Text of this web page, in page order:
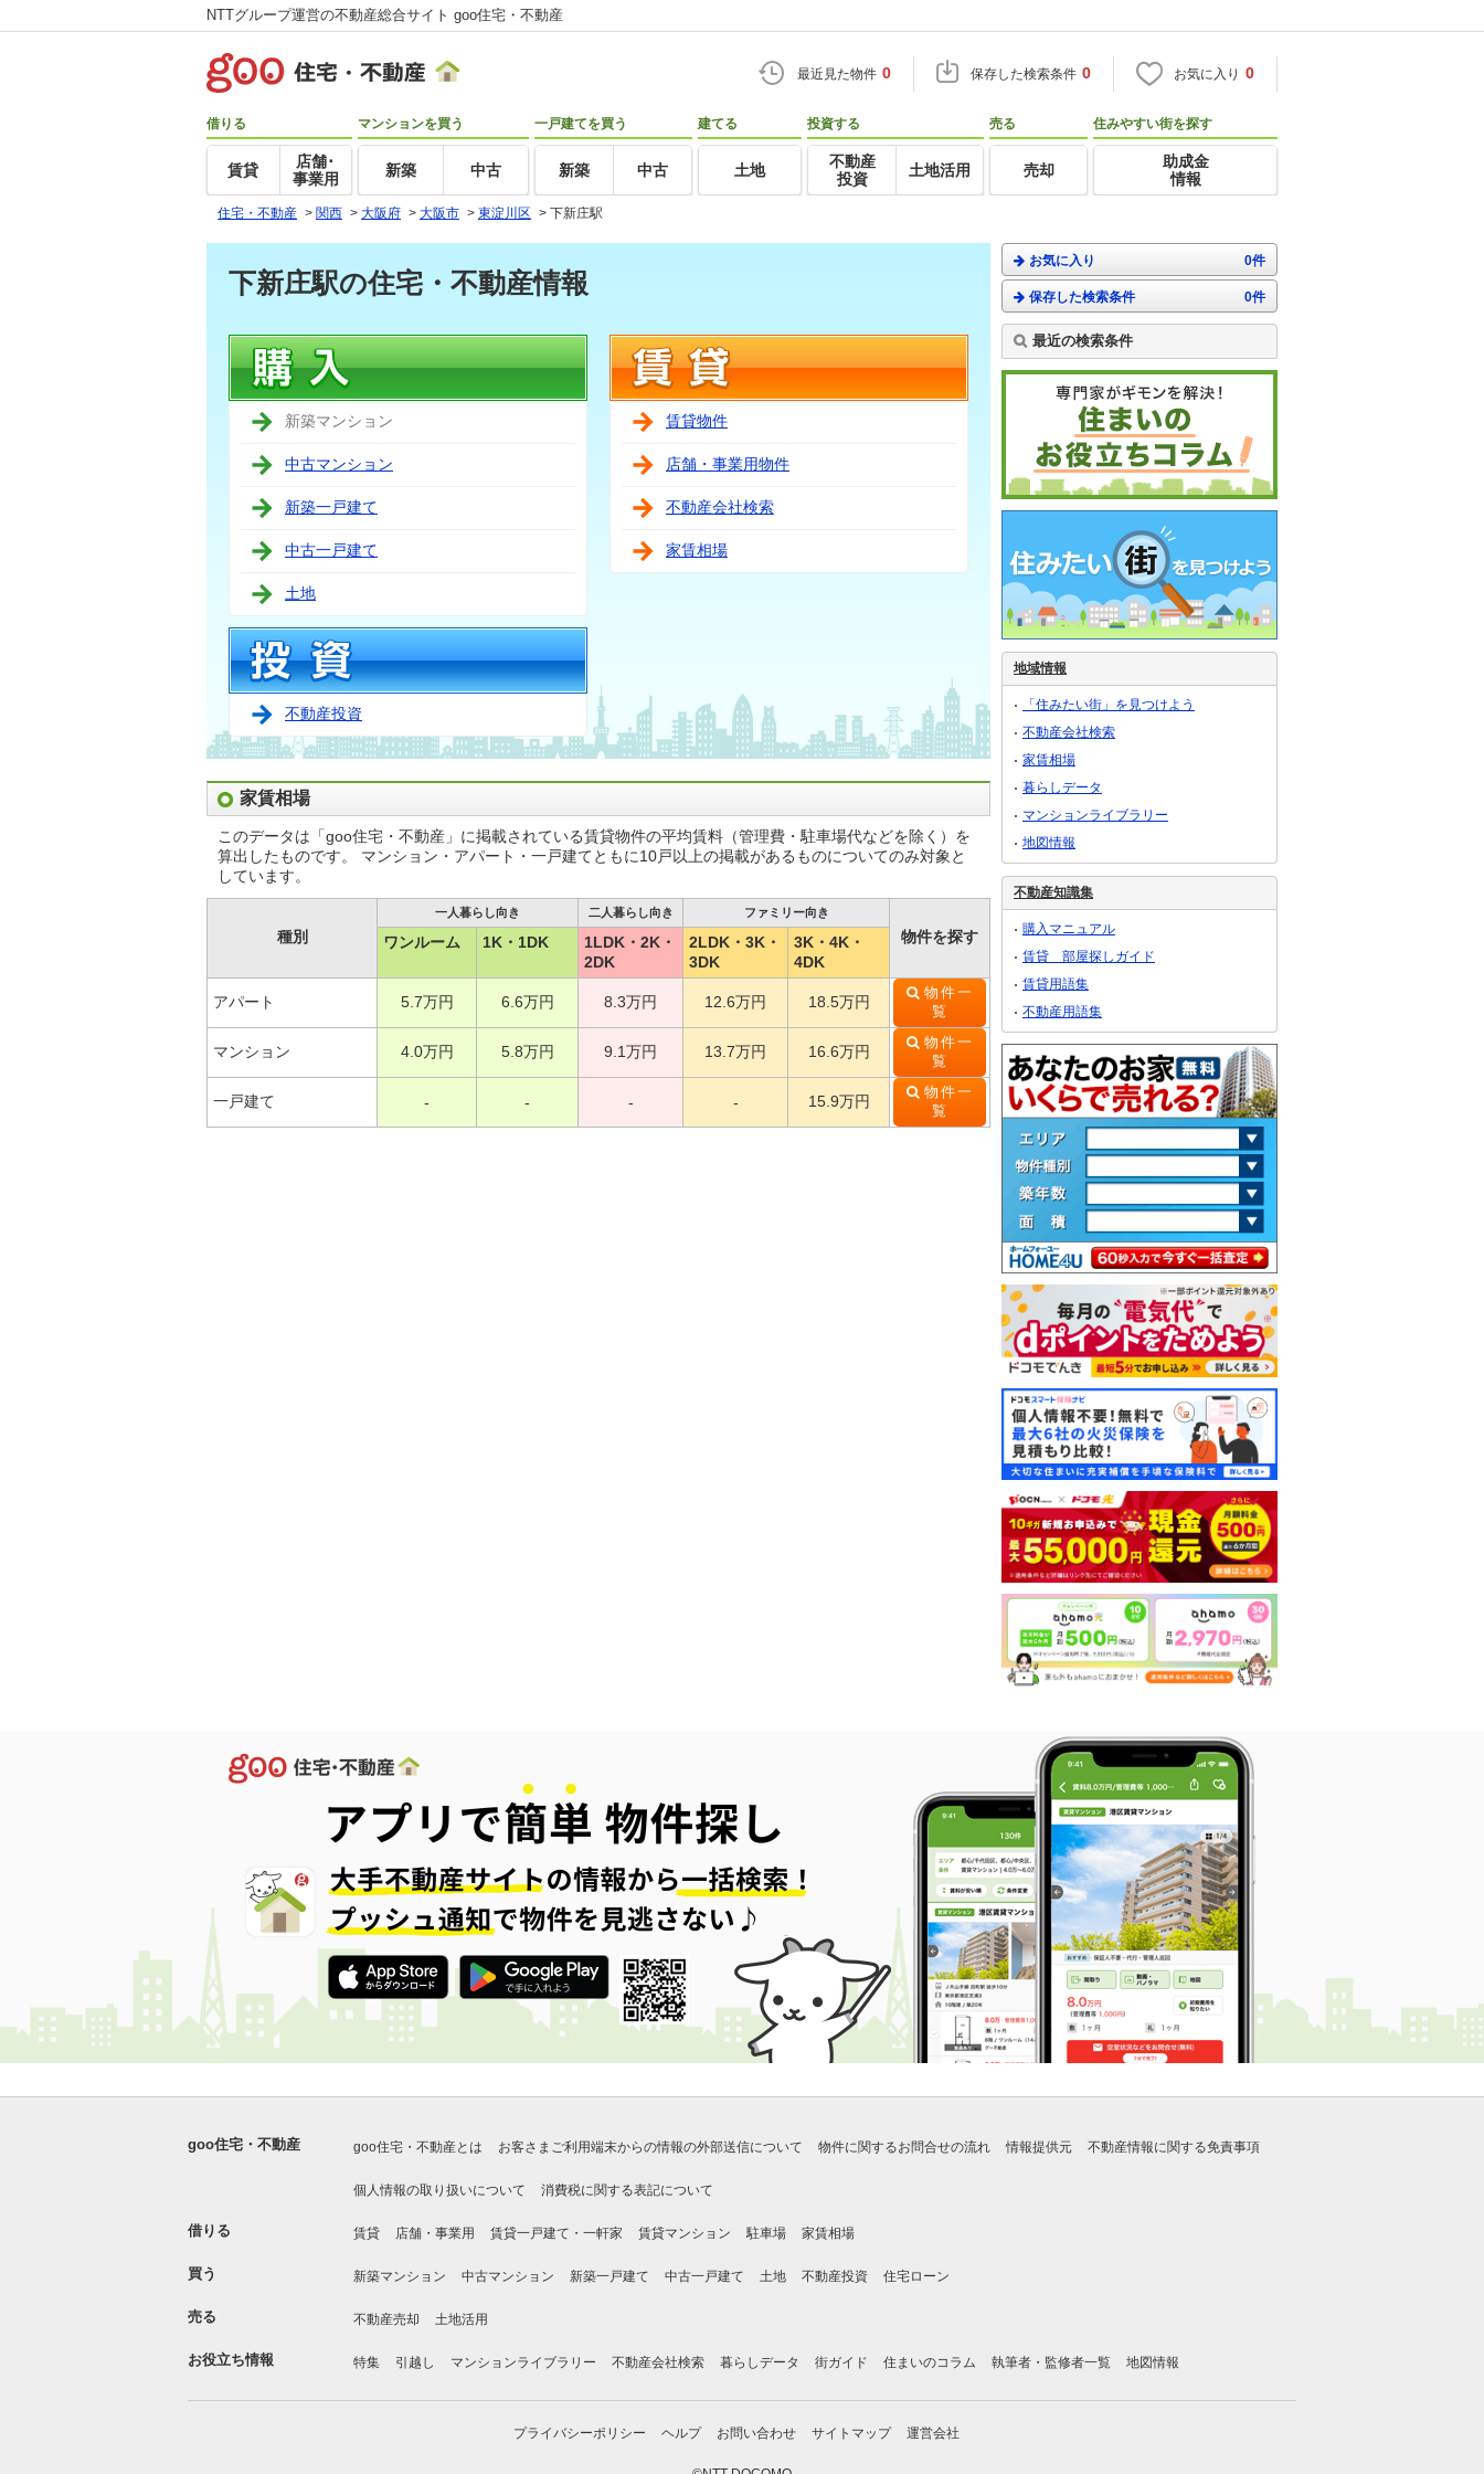
NTTグループ運営の不動産総合サイト goo住宅・不動産
最近見た物件 0 保存した検索条件 0 お気に入り 0
借りる
賃貸
店舗･
事業用
マンションを買う
新築 中古
一戸建てを買う
新築 中古
建てる
土地
投資する
不動産
投資
土地活用
売る
売却
住みやすい街を探す
助成金
情報
住宅・不動産 > 関西 > 大阪府 > 大阪市 > 東淀川区 > 下新庄駅
下新庄駅の住宅・不動産情報
新築マンション
中古マンション
新築一戸建て
中古一戸建て
土地
不動産投資
賃貸物件
店舗・事業用物件
不動産会社検索
家賃相場
家賃相場
このデータは「goo住宅・不動産」に掲載されている賃貸物件の平均賃料（管理費・駐車場代などを除く）を
算出したものです。 マンション・アパート・一戸建てともに10戸以上の掲載があるものについてのみ対象と
しています。
種別
一人暮らし向き 二人暮らし向き ファミリー向き
物件を探す
ワンルーム 1K・1DK
1LDK・2K・
2DK
2LDK・3K・
3DK
3K・4K・
4DK
アパート 5.7万円 6.6万円 8.3万円 12.6万円 18.5万円
物件一
覧
マンション 4.0万円 5.8万円 9.1万円 13.7万円 16.6万円
物件一
覧
一戸建て - - - - 15.9万円
物件一
覧
お気に入り 0件
保存した検索条件 0件
最近の検索条件
地域情報
「住みたい街」を見つけよう
不動産会社検索
家賃相場
暮らしデータ
マンションライブラリー
地図情報
不動産知識集
購入マニュアル
賃貸 部屋探しガイド
賃貸用語集
不動産用語集
goo住宅・不動産 goo住宅・不動産とは お客さまご利用端末からの情報の外部送信について 物件に関するお問合せの流れ 情報提供元 不動産情報に関する免責事項
個人情報の取り扱いについて 消費税に関する表記について
借りる 賃貸 店舗・事業用 賃貸一戸建て・一軒家 賃貸マンション 駐車場 家賃相場
買う 新築マンション 中古マンション 新築一戸建て 中古一戸建て 土地 不動産投資 住宅ローン
売る 不動産売却 土地活用
お役立ち情報 特集 引越し マンションライブラリー 不動産会社検索 暮らしデータ 街ガイド 住まいのコラム 執筆者・監修者一覧 地図情報
プライバシーポリシー ヘルプ お問い合わせ サイトマップ 運営会社